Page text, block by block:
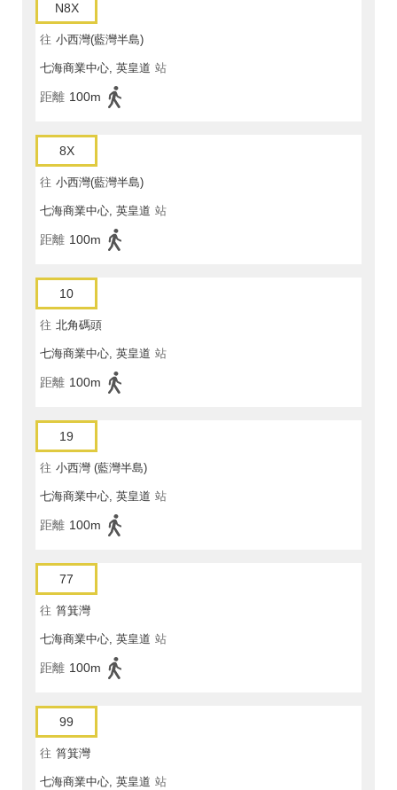
N8X
往 小西灣(藍灣半島)
七海商業中心, 英皇道 站
距離 100m
8X
往 小西灣(藍灣半島)
七海商業中心, 英皇道 站
距離 100m
10
往 北角碼頭
七海商業中心, 英皇道 站
距離 100m
19
往 小西灣 (藍灣半島)
七海商業中心, 英皇道 站
距離 100m
77
往 筲箕灣
七海商業中心, 英皇道 站
距離 100m
99
往 筲箕灣
七海商業中心, 英皇道 站